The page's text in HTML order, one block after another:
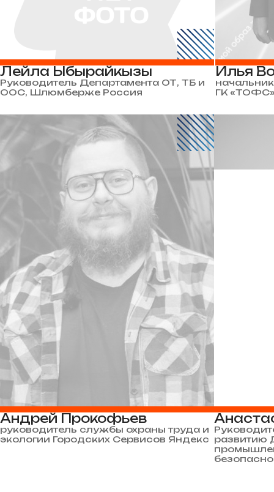
Лейла Ыбырайкызы
Руководитель Департамента ОТ, ТБ и
ООС, Шлюмберже Россия
Илья
ГК
Андрей Прокофьев
руководитель службы охраны труда и
экологии Городских Сервисов Яндекс развитию